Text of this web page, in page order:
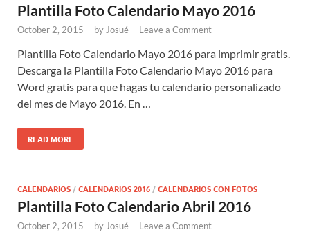
Plantilla Foto Calendario Mayo 2016
October 2, 2015 - by Josué - Leave a Comment
Plantilla Foto Calendario Mayo 2016 para imprimir gratis.
Descarga la Plantilla Foto Calendario Mayo 2016 para
Word gratis para que hagas tu calendario personalizado
del mes de Mayo 2016. En …
READ MORE
CALENDARIOS /CALENDARIOS 2016 /CALENDARIOS CON FOTOS
Plantilla Foto Calendario Abril 2016
October 2, 2015 - by Josué - Leave a Comment